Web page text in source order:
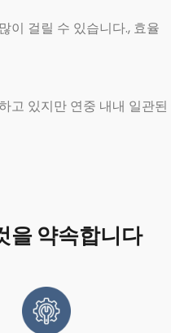
이 걸릴 수 있습니다., 효율
고 있지만 연중 내내 일관된
을 약속합니다